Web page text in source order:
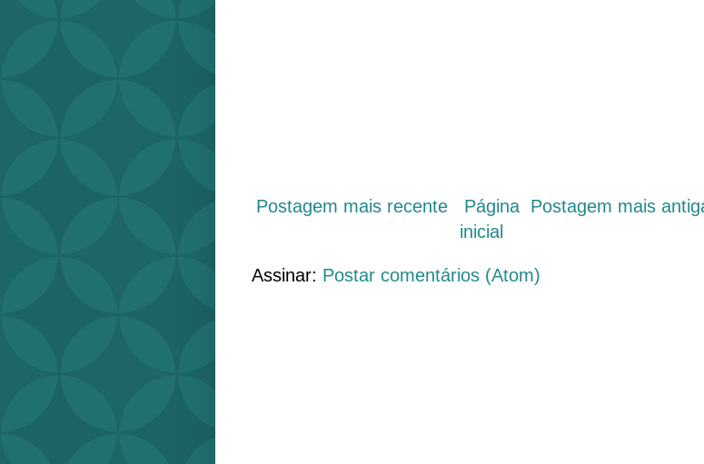
Postagem mais recente Postagem mais
Página
inicial
Assinar: Postar comentários (Atom)